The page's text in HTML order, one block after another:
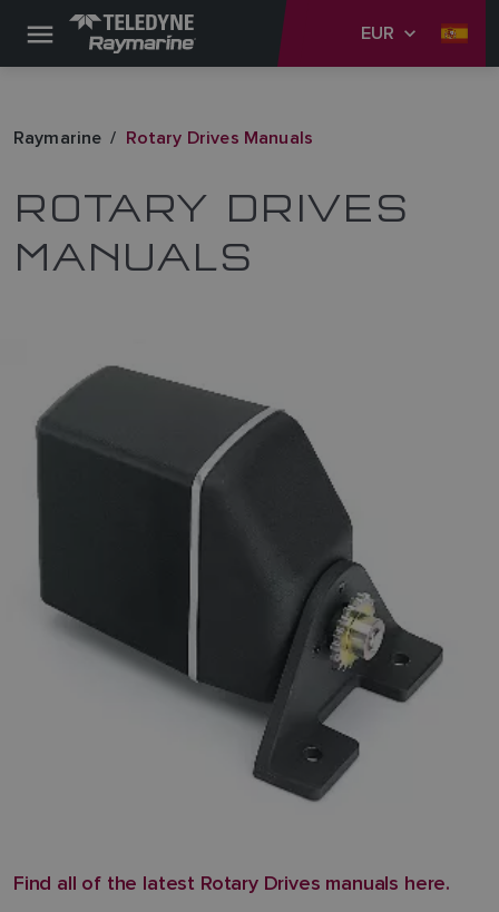
EUR
Raymarine Rotary Drives Manuals
ROTARY DRIVES
MANUALS
Find all of the latest Rotary Drives manuals here.